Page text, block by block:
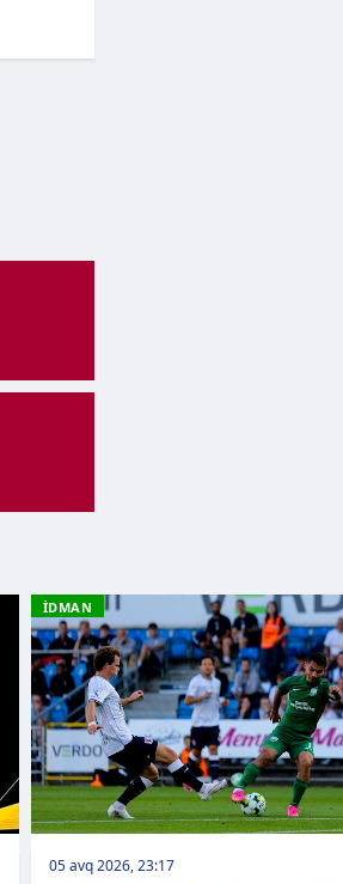
İDMAN
05 avq 2026, 23:17